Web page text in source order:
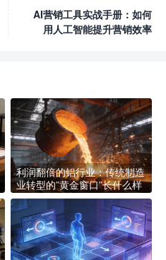
AI营销工具实战手册：如何
用人工智能提升营销效率
利润翻倍的铝行业：传统制造
业转型的”黄金窗口”长什么样